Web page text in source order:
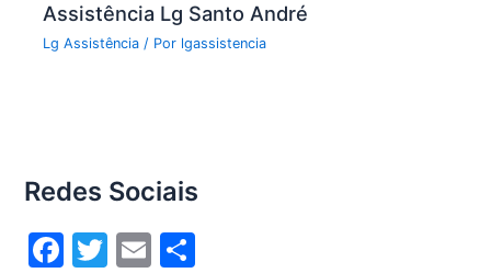
Assistência Lg Santo André
Lg Assistência / Por lgassistencia
Redes Sociais
F
T
E